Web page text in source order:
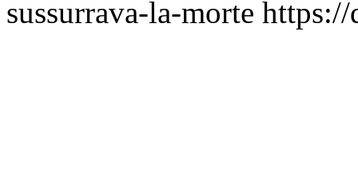
sussurrava-la-morte https://